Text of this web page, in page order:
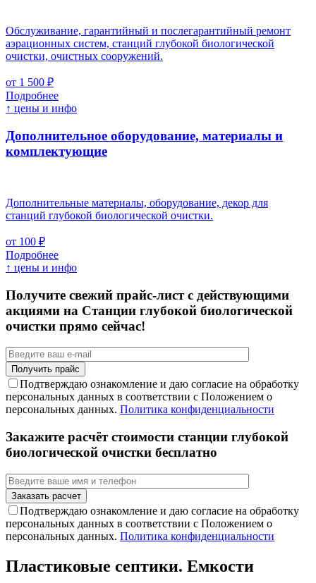
Обслуживание, гарантийный и послегарантийный ремонт
аэрационных систем, станций глубокой биологической
очистки, очистных сооружений.
от 1 500 ₽
Подробнее
↑ цены и инфо
Дополнительное оборудование, материалы и
комплектующие
Дополнительные материалы, оборудование, декор для
станций глубокой биологической очистки.
от 100 ₽
Подробнее
↑ цены и инфо
Получите свежий прайс-лист с действующими
акциями на Станции глубокой биологической
очистки прямо сейчас!
Подтверждаю ознакомление и даю согласие на обработку
персональных данных в соответствии с Положением о
персональных данных. Политика конфиденциальности
Закажите расчёт стоимости станции глубокой
биологической очистки бесплатно
Подтверждаю ознакомление и даю согласие на обработку
персональных данных в соответствии с Положением о
персональных данных. Политика конфиденциальности
Пластиковые септики. Емкости